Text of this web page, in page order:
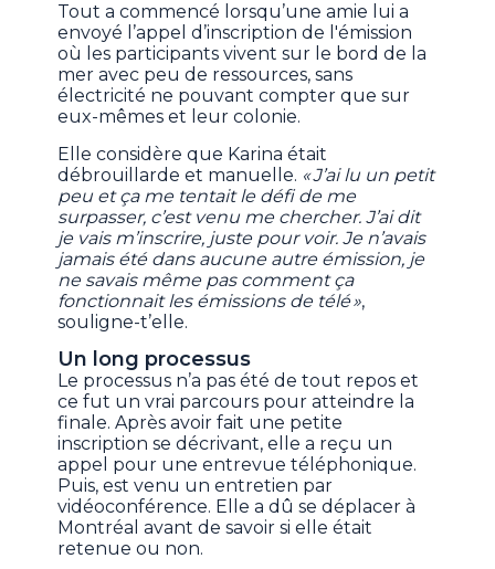
Tout a commencé lorsqu’une amie lui a
envoyé l’appel d’inscription de l'émission
où les participants vivent sur le bord de la
mer avec peu de ressources, sans
électricité ne pouvant compter que sur
eux-mêmes et leur colonie.
Elle considère que Karina était
débrouillarde et manuelle. « J’ai lu un petit
peu et ça me tentait le défi de me
surpasser, c’est venu me chercher. J’ai dit
je vais m’inscrire, juste pour voir. Je n’avais
jamais été dans aucune autre émission, je
ne savais même pas comment ça
fonctionnait les émissions de télé »,
souligne-t’elle.
Un long processus
Le processus n’a pas été de tout repos et
ce fut un vrai parcours pour atteindre la
finale. Après avoir fait une petite
inscription se décrivant, elle a reçu un
appel pour une entrevue téléphonique.
Puis, est venu un entretien par
vidéoconférence. Elle a dû se déplacer à
Montréal avant de savoir si elle était
retenue ou non.